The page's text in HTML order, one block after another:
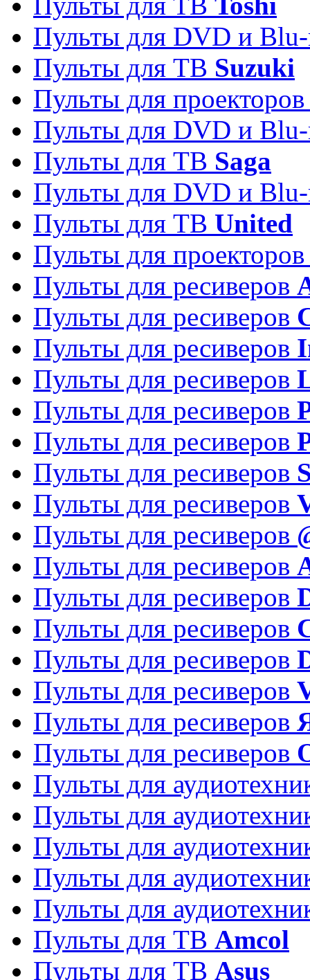
Пульты для DVD и
Пульты для ТВ Suzuki
Пульты для
Пульты для DVD и
Пульты для ТВ Saga
Пульты для DVD и
Пульты для ТВ United
Пульты для
Пульты для ресиверов
Пульты для ресиверов
Пульты для ресиверов
Пульты для ресиверов
Пульты для ресиверов
Пульты для ресиверов
Пульты для ресиверов
Пульты для ресиверов
Пульты для ресиверов
Пульты для ресиверов
Пульты для ресиверов
Пульты для ресиверов
Пульты для ресиверов
Пульты для ресиверов
Пульты для ресиверов
Пульты для ресиверов
Пульты для
Пульты для
Пульты для
Пульты для
Пульты для
Пульты для ТВ Amcol
Пульты для ТВ Asus